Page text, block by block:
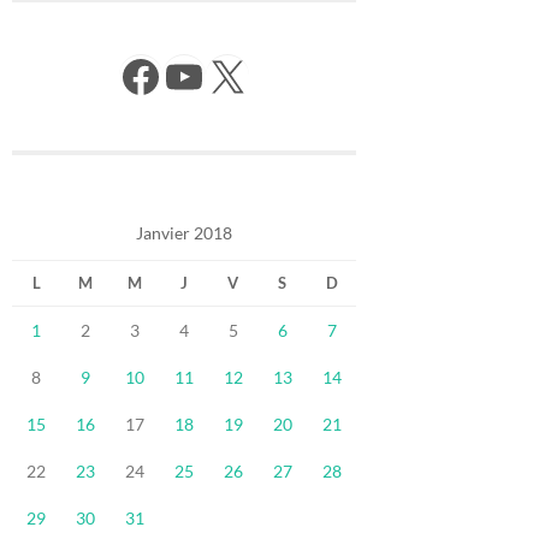
Facebook YouTube X
Janvier 2018
L M M J V S D
1 2 3 4 5 6 7
8 9 10 11 12 13 14
15 16 17 18 19 20 21
22 23 24 25 26 27 28
29 30 31